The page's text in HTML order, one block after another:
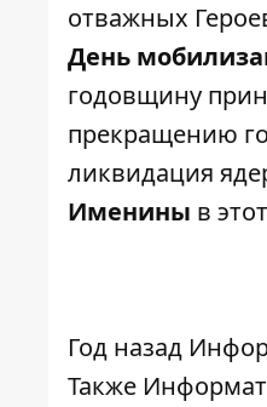
отважных
День
годовщину
прекращению
ликвидация
Именины в
Год назад
Также